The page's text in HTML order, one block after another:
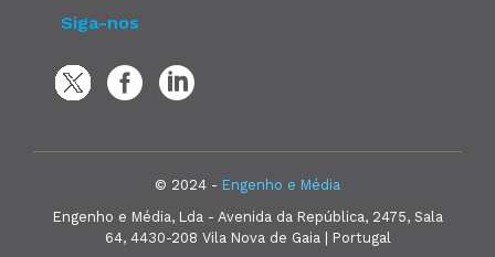
Siga-nos
© 2024 - Engenho e Média
Engenho e Média, Lda - Avenida da República, 2475, Sala
64, 4430-208 Vila Nova de Gaia | Portugal